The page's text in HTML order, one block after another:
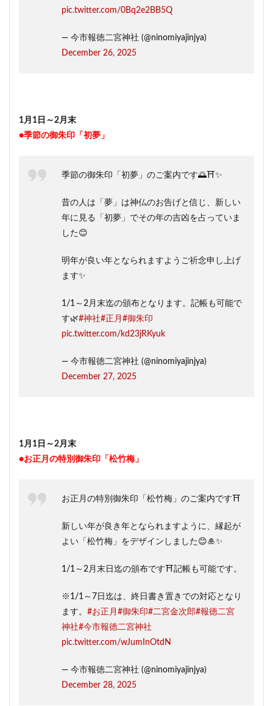
pic.twitter.com/0Bq2e2BB5Q
— 今市報徳二宮神社 (@ninomiyajinjya)
December 26, 2025
1月1日～2月末
●季節の御朱印「初夢」
季節の御朱印「初夢」のご案内です🌅⛩️✨
昔の人は「夢」は神仏のお告げと信じ、新しい
年に見る「初夢」でその年の吉凶を占っていま
した😊
明年が良い年となられますようご祈念申し上げ
ます✨
1/1～2月末迄の頒布となります。記帳も可能で
す🌿#神社#正月 #御朱印
pic.twitter.com/kd23jRKyuk
— 今市報徳二宮神社 (@ninomiyajinjya)
December 27, 2025
1月1日～2月末
●お正月の特別御朱印「松竹梅」
お正月の特別御朱印「松竹梅」のご案内です⛩️
新しい年が良き年となられますように、縁起が
よい「松竹梅」をデザインしました😊🎍✨
1/1～2月末日迄の頒布です⛩️記帳も可能です。
※1/1～7日迄は、終日書き置きでの対応となり
ます。 #お正月 #御朱印#二宮金次郎#報徳二宮
神社#今市報徳二宮神社
pic.twitter.com/wJumInOtdN
— 今市報徳二宮神社 (@ninomiyajinjya)
December 28, 2025